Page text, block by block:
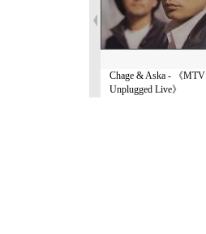
Chage & Aska - 《MTV
Unplugged Live》